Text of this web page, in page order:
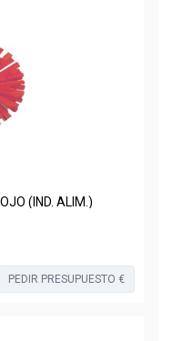
(IND. ALIM.)
PEDIR PRESUPUESTO €